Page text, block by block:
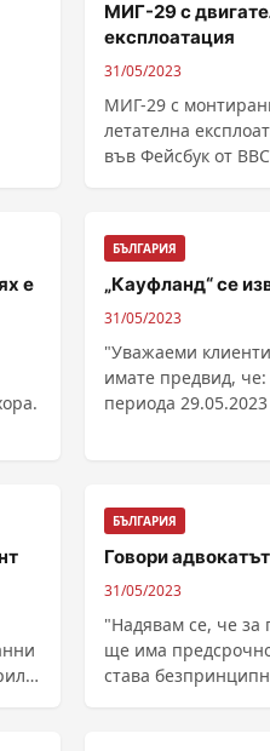
МИГ-29 с
експлоатация
31/05/2023
МИГ-29 с
летателна
е
БЪЛГАРИЯ
„Кауфланд“ се
31/05/2023
"Уважаеми
имате предвид, че: В рекламната ни брошура за
периода
БЪЛГАРИЯ
Говори
31/05/2023
"Надявам се, че
ще има
става